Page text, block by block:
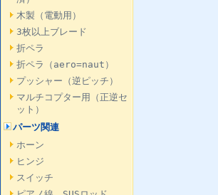
木製（電動用）
3枚以上ブレード
折ペラ
折ペラ（aero=naut）
プッシャー（逆ピッチ）
マルチコプター用（正逆セ
ット）
パーツ関連
ホーン
ヒンジ
スイッチ